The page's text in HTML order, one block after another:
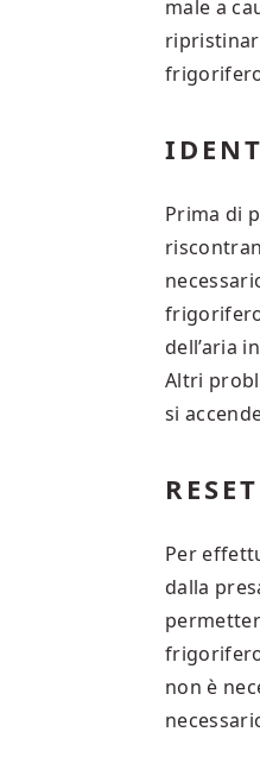
male a
Prima di
dell’aria
Altri
si
Per
dalla
non è